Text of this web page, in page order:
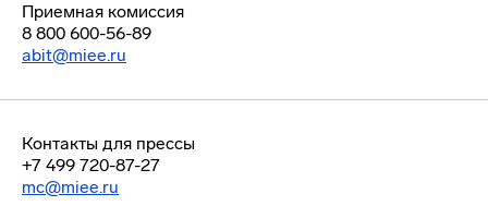
Приемная комиссия
8 800 600-56-89
abit@miee.ru
Контакты для прессы
+7 499 720-87-27
mc@miee.ru